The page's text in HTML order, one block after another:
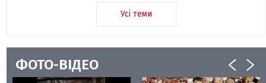
Усі теми
ФОТО-ВІДЕО